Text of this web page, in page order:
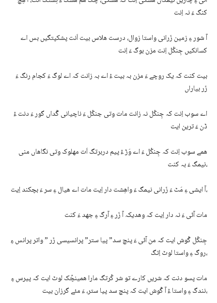
کنگ ءَ نہ اِنت
آ شور ءِ زمین زَرانی واستا زوال، درست ھلاس بیت اَنت پشکپتگیں بس اے
کسانکیں جِنکُل اِنت مزن بوگ ءَ اِنت
بیت کنت کہ یک روچے ءَ مزن بہ بیت ءُ اے بہ زانت کہ اے لوگ ءَ کجام رنگ ءَ
زَر بیاراں
اے سوب اِنت کہ جِنکُل نہ زانت مات وتی جنکُل ءَ ناچیانی گُداں گور ءَ دنت ءُ
ڈن ءَ ترین ایت
ھمے سوب اِنت کہ جِنکُل ءَ اے وَڑ ءُ پیم دربرتگ اَت مھلوک وتی نگاھاں منی
نیمگ ءَ بہ کنت،
آ ایشی ءِ مَٹ ءَ زَرانی نیمگ ءَ واھِشت دار اِیت مات اے ھیال ءِ سر ءَ بچکند اِیت،
مات آئی ءَ نہ دار اِیت کہ وھدیکہ آ زَر ءِ آرگ ءِ جھد ءَ کنت
جِنکُل گْوش ایت کہ من آئی ءَ پنچ سد” پیا ستر” پرانسیسی زَر ” واتر پرانس ءِ
روگ ءِ واستا لوٹ اِتگ،
مات پسو دنت کہ شریں کارے تو شر کُرتگ مارا ھمینچُک لوٹ ایت کہ پیرس ءِ
نندگ ءِ واستا ءُ آ گْوش ایت کہ پنچ سد پیا ستر، ءَ مئے گرزان بیت،